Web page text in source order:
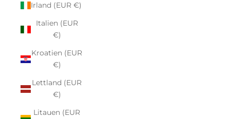
Irland (EUR €)
Italien (EUR
€)
Kroatien (EUR
€)
Lettland (EUR
€)
Litauen (EUR